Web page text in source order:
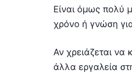
Είναι όμως πολύ
χρόνο ή γνώση για
Αν χρειάζεται να
άλλα εργαλεία